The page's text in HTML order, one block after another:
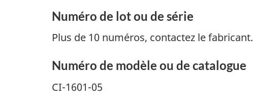
Numéro de lot ou de série
Plus de 10 numéros, contactez le fabricant.
Numéro de modèle ou de catalogue
CI-1601-05